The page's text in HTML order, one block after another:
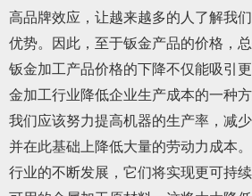
高品牌效应，让越来越多的人了解我
优势。因此，至于钣金产品的价格，总
钣金加工产品价格的下降不仅能吸引
金加工行业降低企业生产成本的一种
我们应该努力提高机器的生产率，减
并在此基础上降低大量的劳动力成本
行业的不断发展，它们将实现更可持